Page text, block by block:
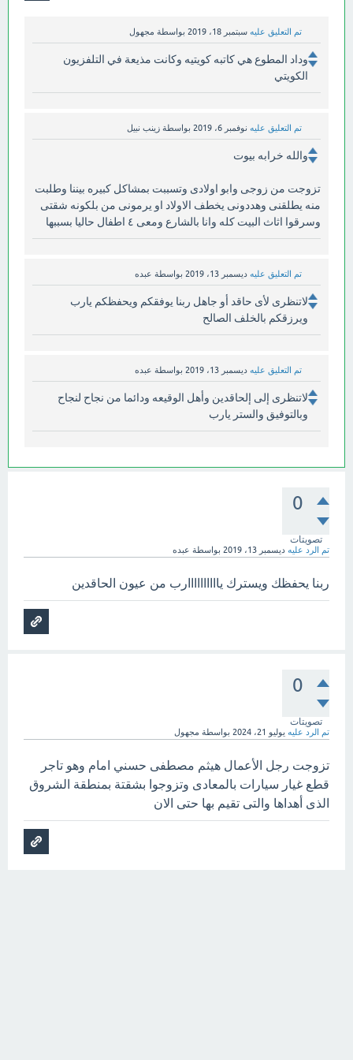
تم التعليق عليه سبتمبر 18، 2019 بواسطة مجهول
وداد المطوع هي كاتبه كويتيه وكانت مذيعة في التلفزيون
الكويتي
تم التعليق عليه نوفمبر 6، 2019 بواسطة زينب نبيل
والله خرابه بيوت
تزوجت من زوجى وابو اولادى وتسببت بمشاكل كبيره بيننا وطلبت
منه يطلقنى وهددونى يخطف الاولاد او يرمونى من بلكونه شقتى
وسرقوا اثاث البيت كله وانا بالشارع ومعى ٤ اطفال حاليا بسببها
تم التعليق عليه ديسمبر 13، 2019 بواسطة عبده
لاتنظرى لأى حاقد أو جاهل ربنا يوفقكم ويحفظكم يارب
ويرزقكم بالخلف الصالح
تم التعليق عليه ديسمبر 13، 2019 بواسطة عبده
لاتنظرى إلى إلحاقدين وأهل الوقيعه ودائما من نجاح لنجاح
وبالتوفيق والستر يارب
0
تصويتات
تم الرد عليه ديسمبر 13، 2019 بواسطة عبده
ربنا يحفظك ويسترك ياااااااااارب من عيون الحاقدين
0
تصويتات
تم الرد عليه يوليو 21، 2024 بواسطة مجهول
تزوجت رجل الأعمال هيثم مصطفى حسني امام وهو تاجر
قطع غيار سيارات بالمعادى وتزوجوا بشقتة بمنطقة الشروق
الذى أهداها والتى تقيم بها حتى الان